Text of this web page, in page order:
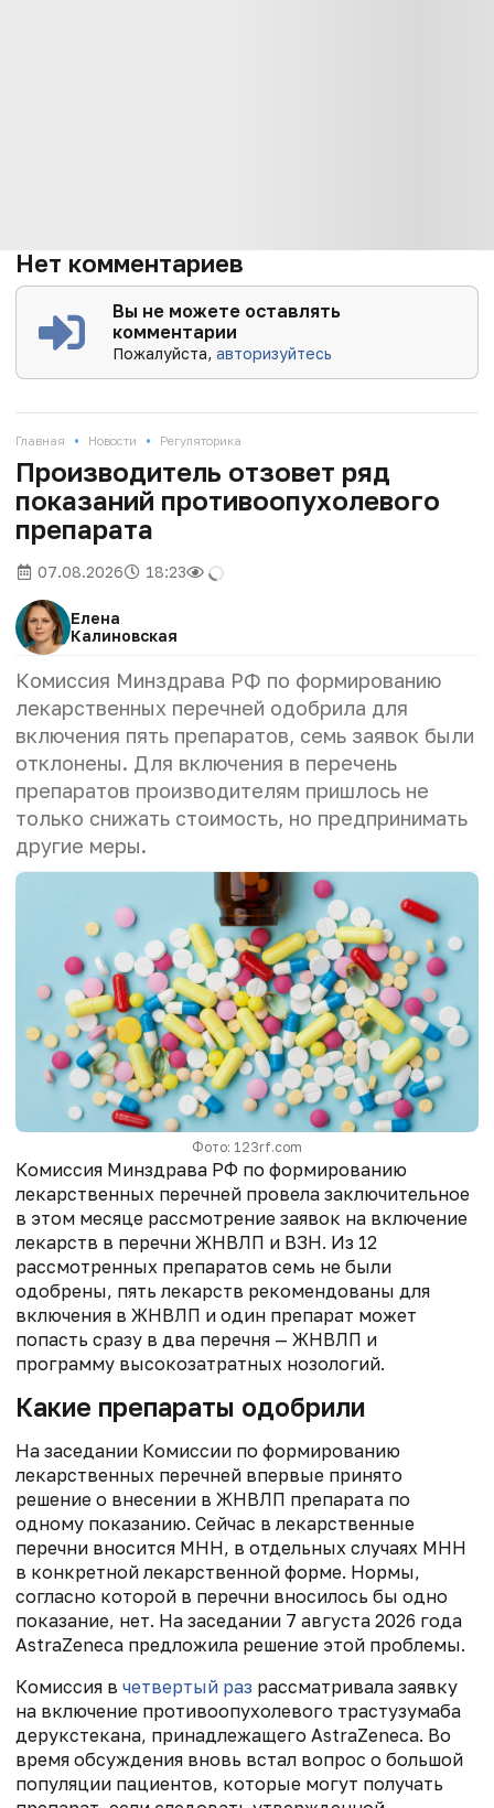
Нет комментариев
Вы не можете оставлять
комментарии
Пожалуйста,авторизуйтесь
Главная • Новости • Регуляторика
Производитель отзовет ряд
показаний противоопухолевого
препарата
07.08.2026 18:23
Елена
Калиновская
Комиссия Минздрава РФ по формированию
лекарственных перечней одобрила для
включения пять препаратов, семь заявок были
отклонены. Для включения в перечень
препаратов производителям пришлось не
только снижать стоимость, но предпринимать
другие меры.
Фото: 123rf.com
Комиссия Минздрава РФ по формированию
лекарственных перечней провела заключительное
в этом месяце рассмотрение заявок на включение
лекарств в перечни ЖНВЛП и ВЗН. Из 12
рассмотренных препаратов семь не были
одобрены, пять лекарств рекомендованы для
включения в ЖНВЛП и один препарат может
попасть сразу в два перечня — ЖНВЛП и
программу высокозатратных нозологий.
Какие препараты одобрили
На заседании Комиссии по формированию
лекарственных перечней впервые принято
решение о внесении в ЖНВЛП препарата по
одному показанию. Сейчас в лекарственные
перечни вносится МНН, в отдельных случаях МНН
в конкретной лекарственной форме. Нормы,
согласно которой в перечни вносилось бы одно
показание, нет. На заседании 7 августа 2026 года
AstraZeneca предложила решение этой проблемы.
Комиссия в четвертый раз рассматривала заявку
на включение противоопухолевого трастузумаба
дерукстекана, принадлежащего AstraZeneca. Во
время обсуждения вновь встал вопрос о большой
популяции пациентов, которые могут получать